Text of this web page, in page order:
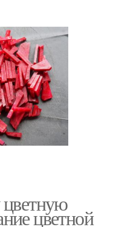
цветную
цветной